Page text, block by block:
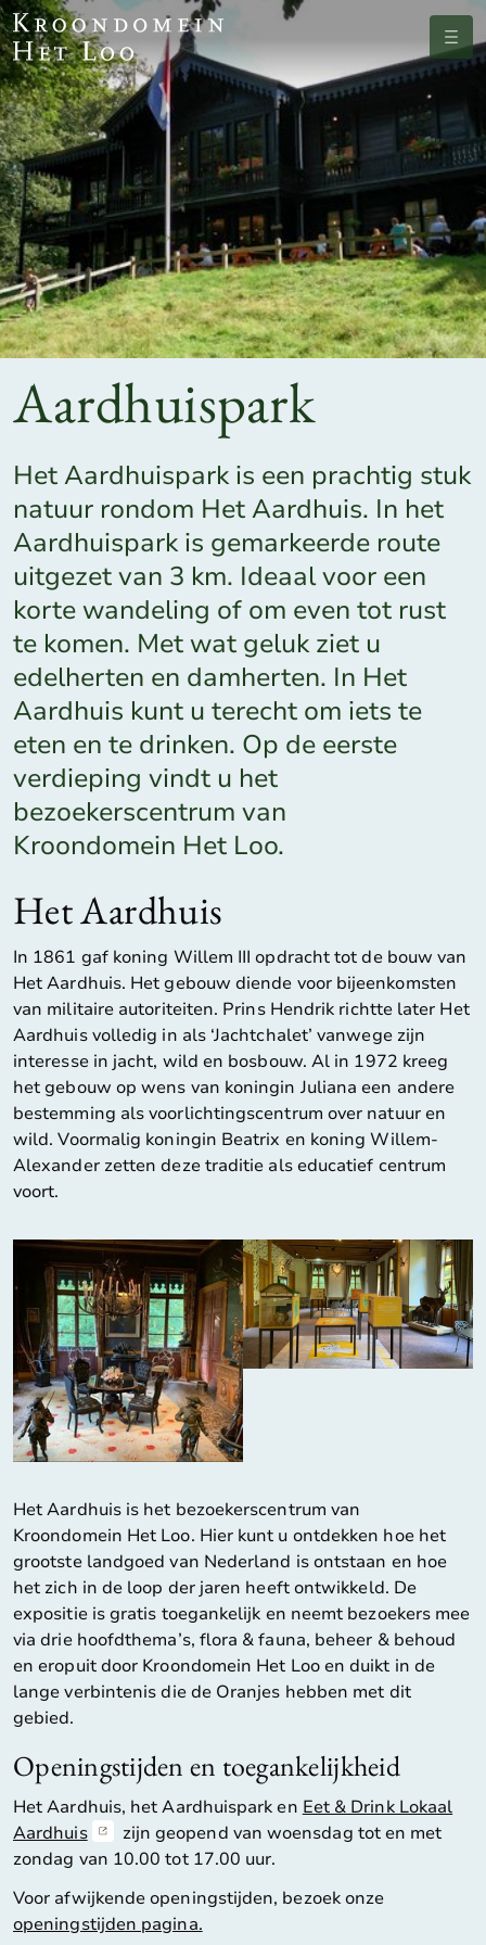
Menu
Aardhuispark
Het Aardhuispark is een prachtig stuk
natuur rondom Het Aardhuis. In het
Aardhuispark is gemarkeerde route
uitgezet van 3 km. Ideaal voor een
korte wandeling of om even tot rust
te komen. Met wat geluk ziet u
edelherten en damherten. In Het
Aardhuis kunt u terecht om iets te
eten en te drinken. Op de eerste
verdieping vindt u het
bezoekerscentrum van
Kroondomein Het Loo.
Het Aardhuis
In 1861 gaf koning Willem III opdracht tot de bouw van
Het Aardhuis. Het gebouw diende voor bijeenkomsten
van militaire autoriteiten. Prins Hendrik richtte later Het
Aardhuis volledig in als ‘Jachtchalet’ vanwege zijn
interesse in jacht, wild en bosbouw. Al in 1972 kreeg
het gebouw op wens van koningin Juliana een andere
bestemming als voorlichtingscentrum over natuur en
wild. Voormalig koningin Beatrix en koning Willem-
Alexander zetten deze traditie als educatief centrum
voort.
Het Aardhuis is het bezoekerscentrum van
Kroondomein Het Loo. Hier kunt u ontdekken hoe het
grootste landgoed van Nederland is ontstaan en hoe
het zich in de loop der jaren heeft ontwikkeld. De
expositie is gratis toegankelijk en neemt bezoekers mee
via drie hoofdthema’s, flora & fauna, beheer & behoud
en eropuit door Kroondomein Het Loo en duikt in de
lange verbintenis die de Oranjes hebben met dit
gebied.
Openingstijden en toegankelijkheid
Het Aardhuis, het Aardhuispark en Eet & Drink Lokaal
Aardhuis
zijn geopend van woensdag tot en met
zondag van 10.00 tot 17.00 uur.
Voor afwijkende openingstijden, bezoek onze
openingstijden pagina.